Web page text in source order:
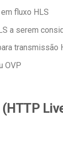
fluxo HLS
a serem
transmissão
OVP